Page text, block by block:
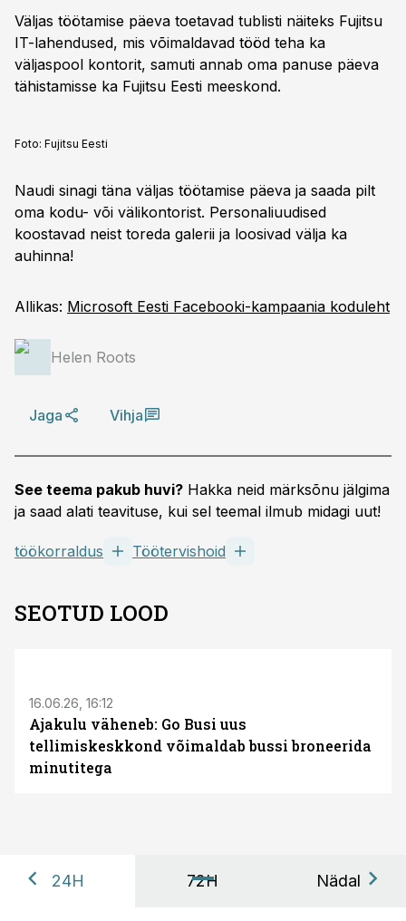
Väljas töötamise päeva toetavad tublisti näiteks Fujitsu
IT-lahendused, mis võimaldavad tööd teha ka
väljaspool kontorit, samuti annab oma panuse päeva
tähistamisse ka Fujitsu Eesti meeskond.
Foto: Fujitsu Eesti
Naudi sinagi täna väljas töötamise päeva ja saada pilt
oma kodu- või välikontorist. Personaliuudised
koostavad neist toreda galerii ja loosivad välja ka
auhinna!
Allikas: Microsoft Eesti Facebooki-kampaania koduleht
Helen Roots
Jaga Vihja
See teema pakub huvi? Hakka neid märksõnu jälgima
ja saad alati teavituse, kui sel teemal ilmub midagi uut!
töökorraldus Töötervishoid
SEOTUD LOOD
16.06.26, 16:12
Ajakulu väheneb: Go Busi uus
tellimiskeskkond võimaldab bussi broneerida
minutitega
24H 72H Nädal